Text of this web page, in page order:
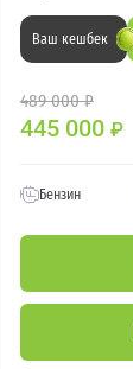
Ваш кешбек
489 000 ₽
445 000 ₽
Бензин